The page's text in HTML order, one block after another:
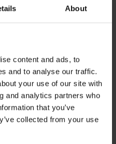
About
content and ads, to
and to analyse our traffic.
your use of our site with
and analytics partners who
that you’ve
collected from your use
Bestseller
Σουτιέν Spacer Delicate Flower
44,99 €